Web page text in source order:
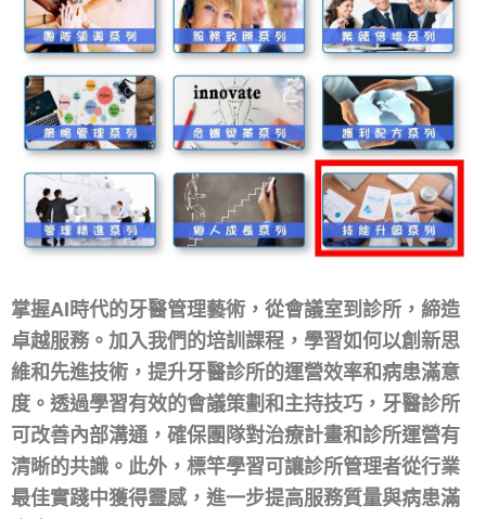
掌握AI時代的牙醫管理藝術，從會議室到診所，締造
卓越服務。加入我們的培訓課程，學習如何以創新思
維和先進技術，提升牙醫診所的運營效率和病患滿意
度。透過學習有效的會議策劃和主持技巧，牙醫診所
可改善內部溝通，確保團隊對治療計畫和診所運營有
清晰的共識。此外，標竿學習可讓診所管理者從行業
最佳實踐中獲得靈感，進一步提高服務質量與病患滿